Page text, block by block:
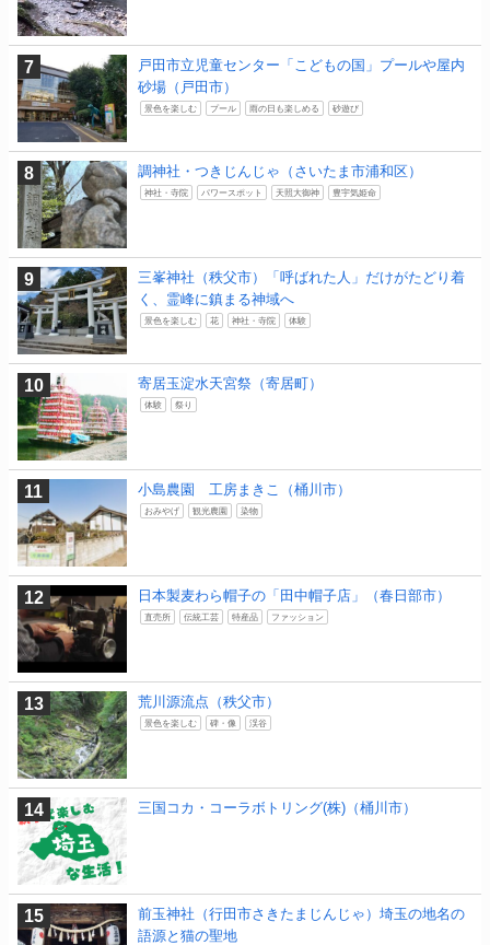
戸田市立児童センター「こどもの国」プールや屋内
砂場（戸田市）
景色を楽しむ プール 雨の日も楽しめる 砂遊び
調神社・つきじんじゃ（さいたま市浦和区）
神社・寺院 パワースポット 天照大御神 豊宇気姫命
三峯神社（秩父市）「呼ばれた人」だけがたどり着
く、霊峰に鎮まる神域へ
景色を楽しむ 花 神社・寺院 体験
寄居玉淀水天宮祭（寄居町）
体験 祭り
小島農園 工房まきこ（桶川市）
おみやげ 観光農園 染物
日本製麦わら帽子の「田中帽子店」（春日部市）
直売所 伝統工芸 特産品 ファッション
荒川源流点（秩父市）
景色を楽しむ 碑・像 渓谷
三国コカ・コーラボトリング(株)（桶川市）
前玉神社（行田市さきたまじんじゃ）埼玉の地名の
語源と猫の聖地